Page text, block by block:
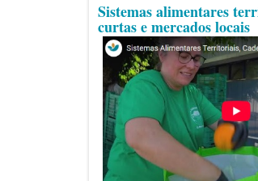
Sistemas alimentares
curtas e mercados locais